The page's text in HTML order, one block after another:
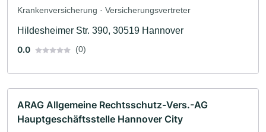
Krankenversicherung · Versicherungsvertreter
Hildesheimer Str. 390, 30519 Hannover
0.0
(0)
ARAG Allgemeine Rechtsschutz-Vers.-AG
Hauptgeschäftsstelle Hannover City